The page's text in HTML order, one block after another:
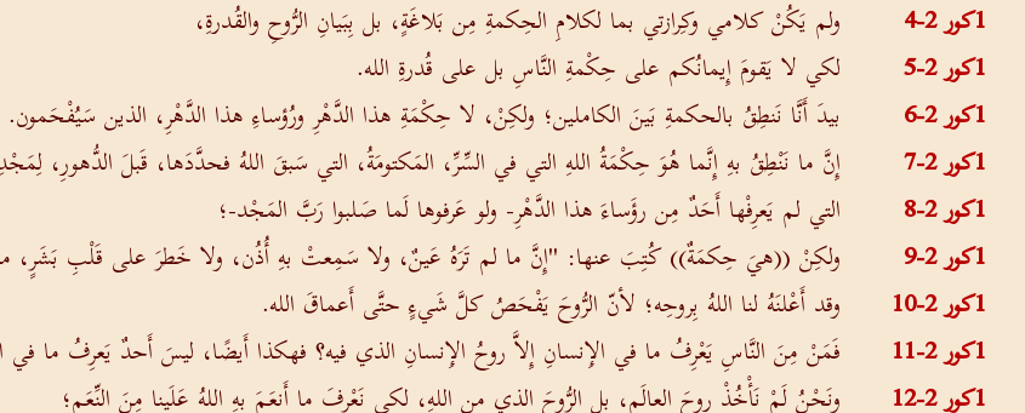
1كور 2-4
ولم يَكُنْ كلامي وكِرازتي بما لكلامِ الحِكمةِ مِن بَلاغَةٍ، بل بِبَيانِ الرُّوحِ والقُدرةِ،
1كور 2-5
لكي لا يَقومَ إِيمانُكم على حِكْمةِ النَّاسِ بل على قُدرةِ الله.
1كور 2-6
بيدَ أَنَّا نَنطِقُ بالحكمةِ بَينَ الكاملين؛ ولكِنْ، لا حِكْمَةِ هذا الدَّهْرِ ورُؤساءِ هذا الدَّهْرِ، الذين سَيُفْحَمون.
1كور 2-7
إِنَّ ما نَنْطِقُ بهِ إِنَّما هُوَ حِكْمَةُ اللهِ التي في السِّرِّ، المَكتومَةُ، التي سَبقَ اللهُ فحدَّدَها، قَبلَ الدُّهورِ،
1كور 2-8
التي لم يَعرِفْها أَحَدٌ مِن رؤَساءَ هذا الدَّهْرِ- ولو عَرفوها لَما صَلبوا رَبَّ المَجْد-؛
1كور 2-9
ولكِنْ ((هيَ حِكمَةٌ)) كُتِبَ عنها: "إِنَّ ما لم تَرَهُ عَينٌ، ولا سَمِعتْ بهِ أُذُن، ولا خَطرَ على قَلْبِ بَشَرٍ، ما
1كور 2-10
وقد أَعْلنَهُ لنا اللهُ بِروحِه؛ لأنّ الرُّوحَ يَفْحَصُ كلَّ شَيءٍ حتَّى أَعماقَ الله.
1كور 2-11
فَمَنْ مِنَ النَّاسِ يَعْرِفُ ما في الإِنسانِ إِلاَّ روحُ الإِنسانِ الذي فيه؟ فهكذا أَيضًا، ليسَ أَحدٌ يَعرِفُ ما في
1كور 2-12
ونَحْنُ لَمْ نَأْخُذْ روحَ العالَم، بلِ الرُّوحَ الذي من اللهِ، لكي نَعْرِفَ ما أَنعَمَ بهِ اللهُ عَلَينا مِنَ النِّعَم؛